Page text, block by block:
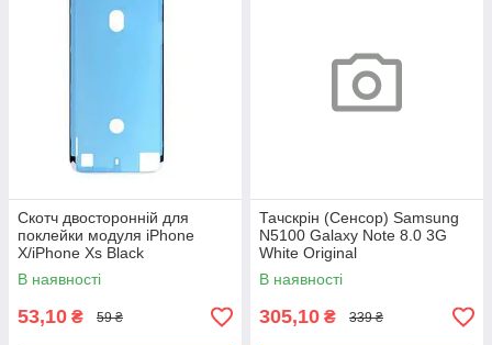
Скотч двосторонній для
поклейки модуля iPhone
X/iPhone Xs Black
В наявності
53,10 ₴ 59 ₴
Тачскрін (Сенсор) Samsung
N5100 Galaxy Note 8.0 3G
White Original
В наявності
305,10 ₴ 339 ₴